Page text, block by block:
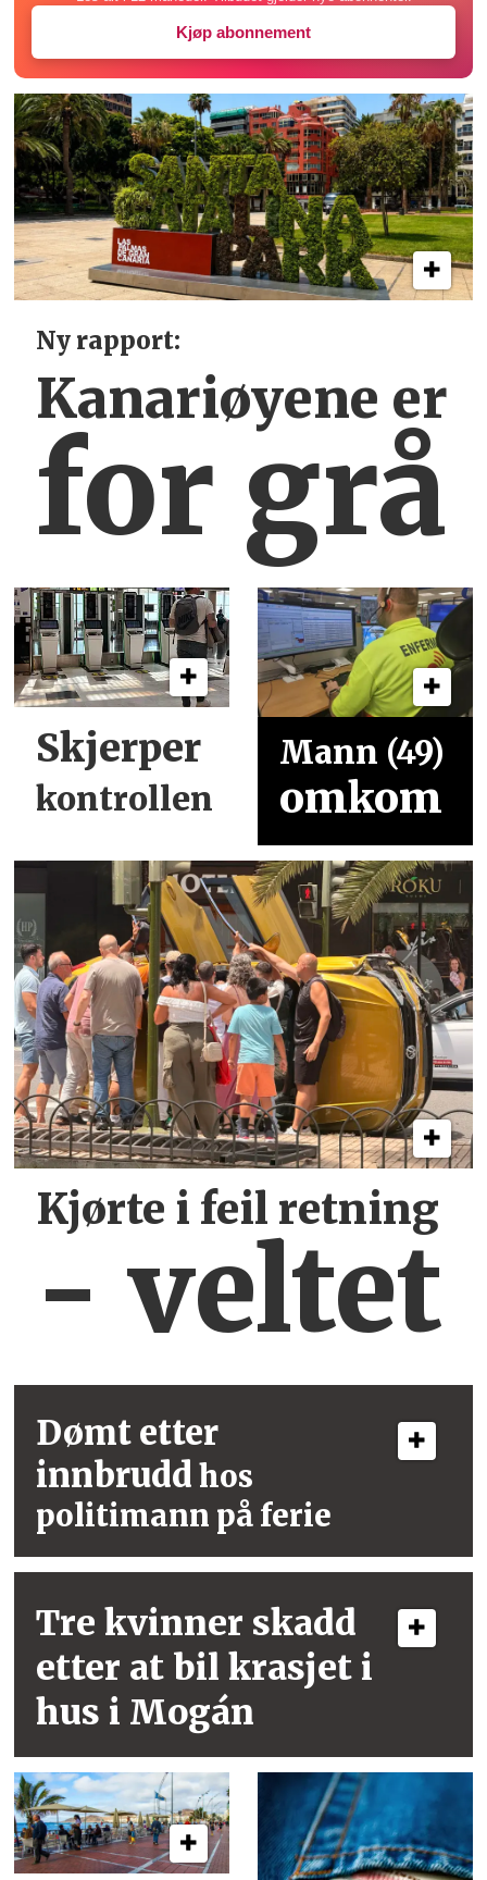
Kjøp abonnement
Ny rapport:
Kanariøyene er
for grå
Skjerper
kontrollen
Mann (49)
omkom
Kjørte i feil retning
- veltet
Dømt etter
innbrudd hos
politimann på ferie
Tre kvinner skadd
etter at bil krasjet i
hus i Mogán